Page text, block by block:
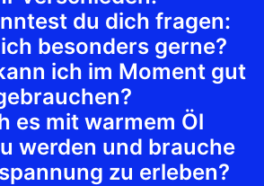
du dich fragen:
besonders gerne?
ich im Moment gut
es mit warmem Öl
werden und brauche
zu erleben?